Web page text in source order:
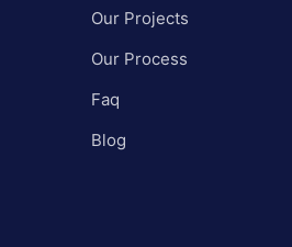
Our Projects
Our Process
Faq
Blog